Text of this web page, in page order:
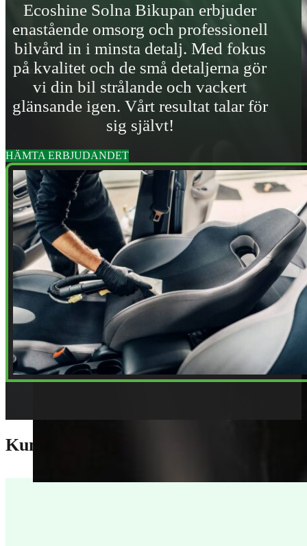
Ecoshine Solna Bikupan erbjuder
enastående omsorg och professionell
bilvård in i minsta detalj. Med fokus
på kvalitet och de små detaljerna gör
vi din bil strålande och vackert
glänsande igen. Vårt resultat talar för
sig självt!
HÄMTA ERBJUDANDET
Kundomdömen Ecoshine Solna